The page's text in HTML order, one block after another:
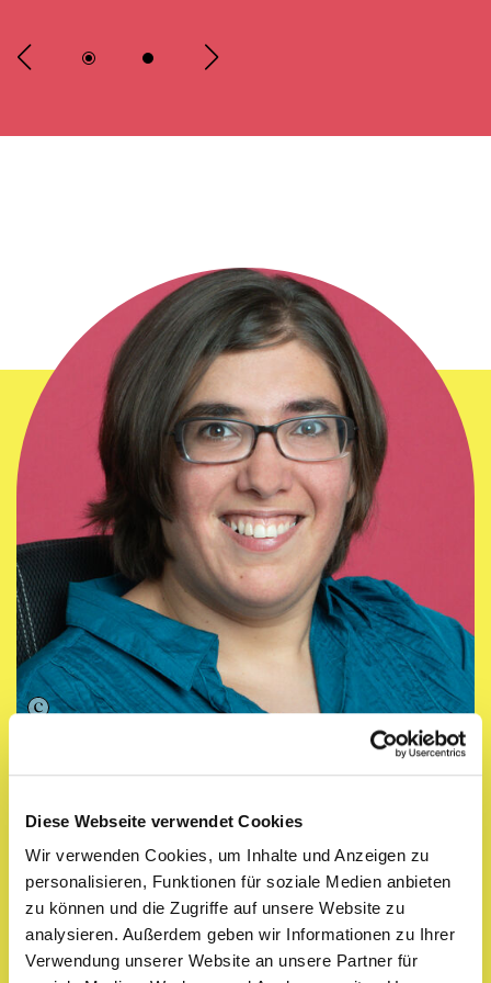
Diese Webseite verwendet Cookies
Wir verwenden Cookies, um Inhalte und Anzeigen zu
personalisieren, Funktionen für soziale Medien anbieten
zu können und die Zugriffe auf unsere Website zu
analysieren. Außerdem geben wir Informationen zu Ihrer
Verwendung unserer Website an unsere Partner für
PRAXISINTERVIEW
kubia leistet
Pionierarbeit in der
Stärkung des
kulturellen